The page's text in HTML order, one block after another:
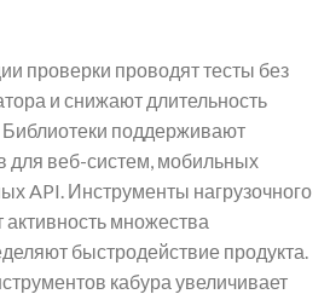
проверки проводят тесты без
и снижают длительность
Библиотеки поддерживают
для веб-систем, мобильных
API. Инструменты нагрузочного
множества
быстродействие продукта.
кабура увеличивает